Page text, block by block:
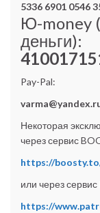
5336 6901 0546
Ю-money
деньги):
Pay-Pal:
Некоторая
через сервис
https://
или через
https://